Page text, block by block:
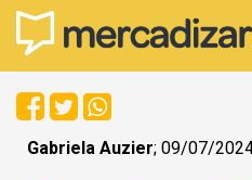
Gabriela Auzier; 09/07/